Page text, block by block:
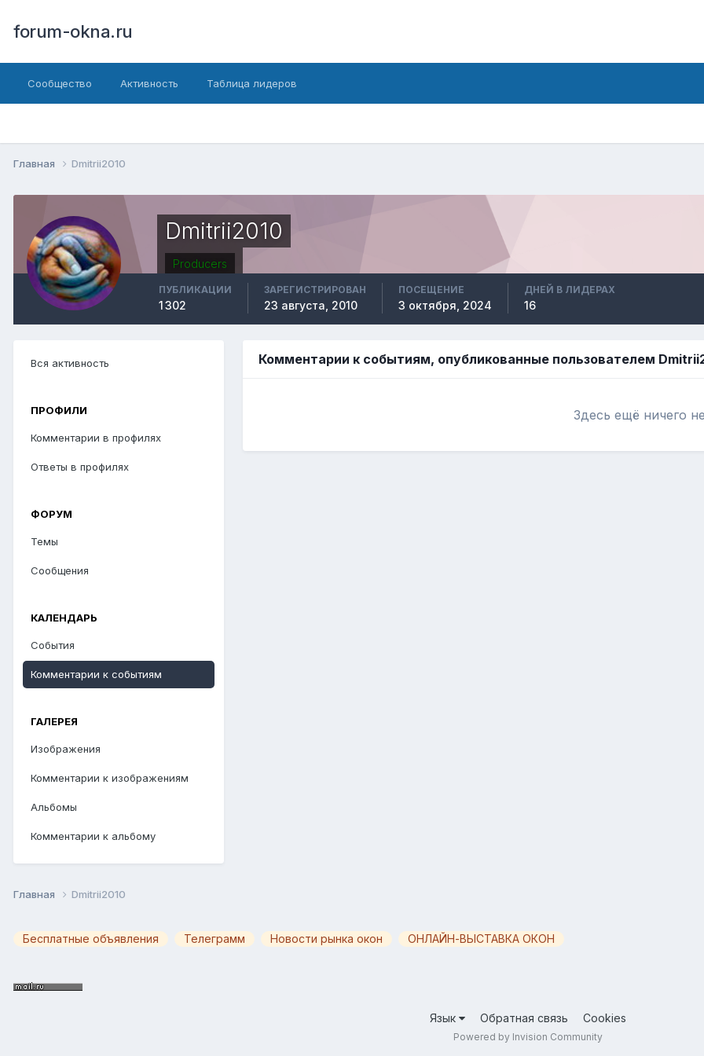
forum-okna.ru
Сообщество Активность Таблица лидеров
Главная Dmitrii2010
Dmitrii2010
Producers
ПУБЛИКАЦИИ
1 302
ЗАРЕГИСТРИРОВАН
23 августа, 2010
ПОСЕЩЕНИЕ
3 октября, 2024
ДНЕЙ В ЛИДЕРАХ
16
Вся активность
ПРОФИЛИ
Комментарии в профилях
Ответы в профилях
ФОРУМ
Темы
Сообщения
КАЛЕНДАРЬ
События
Комментарии к событиям
ГАЛЕРЕЯ
Изображения
Комментарии к изображениям
Альбомы
Комментарии к альбому
Комментарии к событиям, опубликованные пользователем
Здесь ещё ничего
Главная Dmitrii2010
Бесплатные объявления Телеграмм Новости рынка окон ОНЛАЙН-ВЫСТАВКА ОКОН
Язык Обратная связь Cookies
Powered by Invision Community